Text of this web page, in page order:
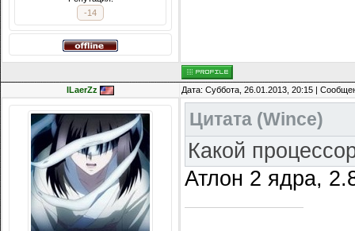
-14
ILaerZz Дата: Суббота, 26.01.2013, 20:15 |
Цитата (Wince)
Какой
Атлон 2 ядра,